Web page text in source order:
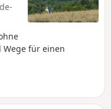
Wege für einen